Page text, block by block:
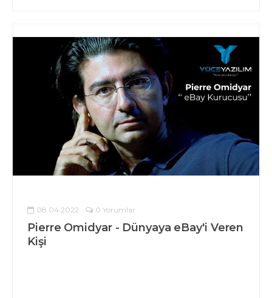
08.04.2022 0 Yorumlar
Pierre Omidyar - Dünyaya eBay'i Veren
Kişi